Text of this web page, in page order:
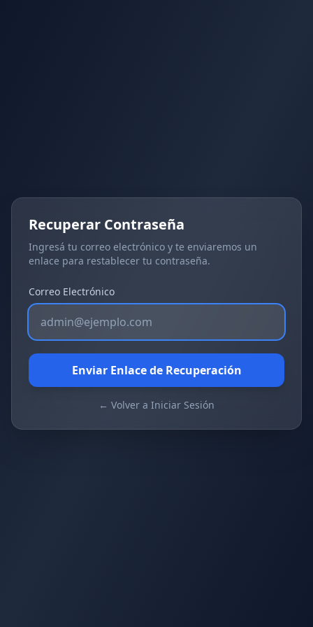
Recuperar Contraseña
Ingresá tu correo electrónico y te enviaremos un
enlace para restablecer tu contraseña.
Correo Electrónico
Enviar Enlace de Recuperación
← Volver a Iniciar Sesión